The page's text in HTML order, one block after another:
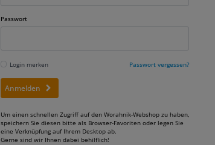
Passwort
Login merken Passwort vergessen?
Anmelden
Um einen schnellen Zugriff auf den Worahnik-Webshop zu haben,
speichern Sie diesen bitte als Browser-Favoriten oder legen Sie
eine Verknüpfung auf Ihrem Desktop ab.
Gerne sind wir Ihnen dabei behilflich!